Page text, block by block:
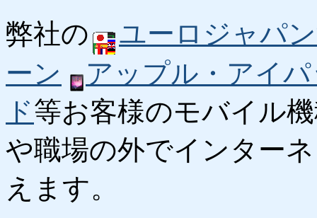
弊社の
ユーロジャパ
ーン
アップル・アイ
ド等お客様のモバイル
や職場の外でインター
えます。